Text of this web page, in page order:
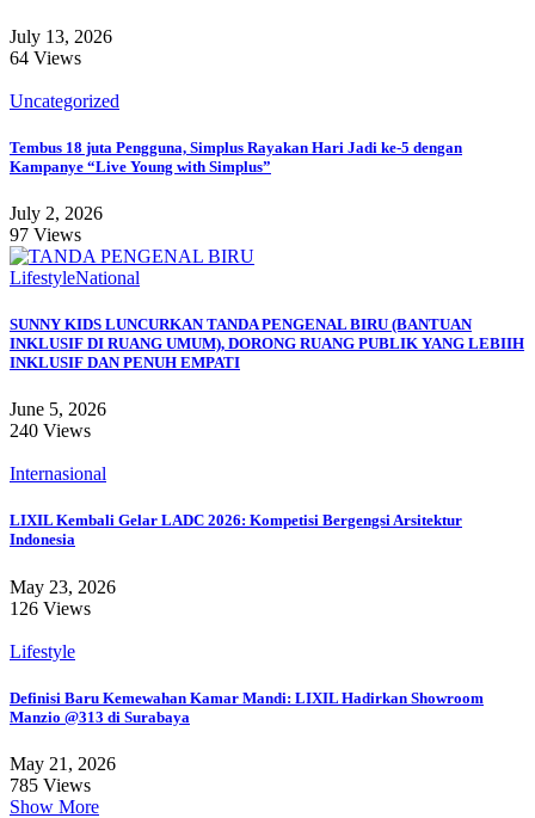
July 13, 2026
64 Views
Uncategorized
Tembus 18 juta Pengguna, Simplus Rayakan Hari Jadi ke-5 dengan
Kampanye “Live Young with Simplus”
July 2, 2026
97 Views
LifestyleNational
SUNNY KIDS LUNCURKAN TANDA PENGENAL BIRU (BANTUAN
INKLUSIF DI RUANG UMUM), DORONG RUANG PUBLIK YANG LEBIIH
INKLUSIF DAN PENUH EMPATI
June 5, 2026
240 Views
Internasional
LIXIL Kembali Gelar LADC 2026: Kompetisi Bergengsi Arsitektur
Indonesia
May 23, 2026
126 Views
Lifestyle
Definisi Baru Kemewahan Kamar Mandi: LIXIL Hadirkan Showroom
Manzio @313 di Surabaya
May 21, 2026
785 Views
Show More